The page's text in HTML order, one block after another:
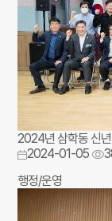
2024년 삼학동 신
2024-01-05
행정/운영